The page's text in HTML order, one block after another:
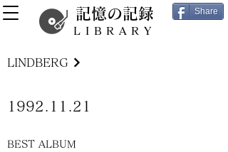
記憶の記録
LIBRARY
Share
LINDBERG
1992.11.21
BEST ALBUM